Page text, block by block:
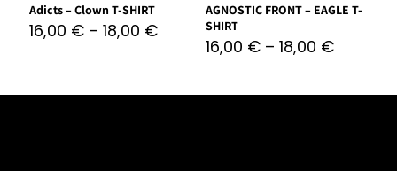
Adicts – Clown T-SHIRT
16,00 € – 18,00 €
AGNOSTIC FRONT – EAGLE T-
SHIRT
16,00 €– 18,00 €